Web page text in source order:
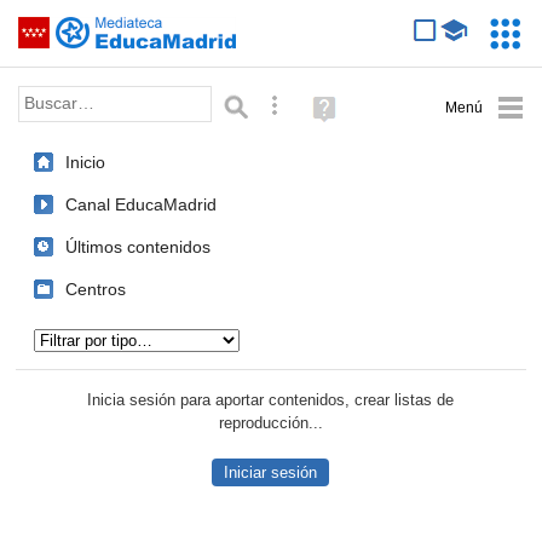
Saltar navegación
Palabra o frase: Búsqueda avanzada
Ayuda
(en
Inicio
Canal EducaMadrid
Últimos contenidos
Centros
Inicia sesión para aportar contenidos, crear listas de
reproducción...
Iniciar sesión